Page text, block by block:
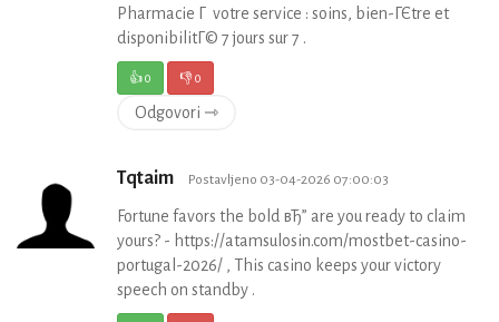
Pharmacie Г votre service : soins, bien-ГЄtre et
disponibilitГ© 7 jours sur 7 .
👍0 👎0
Odgovori ⇾
Tqtaim Postavljeno 03-04-2026 07:00:03
Fortune favors the bold вЂ” are you ready to claim
yours? - https://atamsulosin.com/mostbet-casino-
portugal-2026/ , This casino keeps your victory
speech on standby .